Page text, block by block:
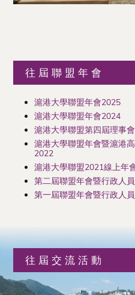
往屆聯盟年會
滬港大學聯盟年會2025
滬港大學聯盟年會2024
滬港大學聯盟第四屆理事
滬港大學聯盟年會暨滬港
2022
滬港大學聯盟2021線上年
第二屆聯盟年會暨行政人
第一屆聯盟年會暨行政人
往屆交流活動